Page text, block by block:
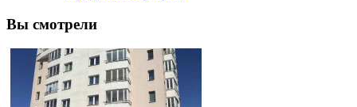
Вы смотрели